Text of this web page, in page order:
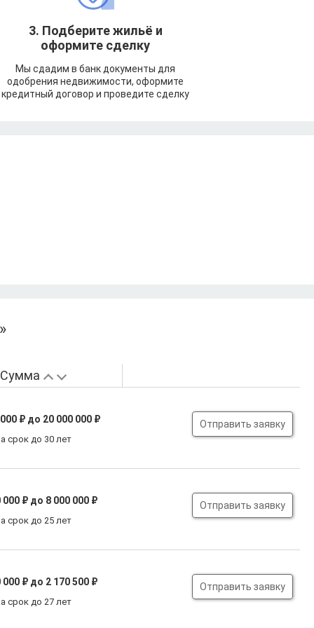
3. Подберите жильё и
оформите сделку
Мы сдадим в банк документы для
одобрения недвижимости, оформите
кредитный договор и проведите сделку
Сумма
₽ до 20 000 000 ₽
срок до 30 лет
Отправить заявку
000 ₽ до 8 000 000 ₽
срок до 25 лет
Отправить заявку
000 ₽ до 2 170 500 ₽
срок до 27 лет
Отправить заявку